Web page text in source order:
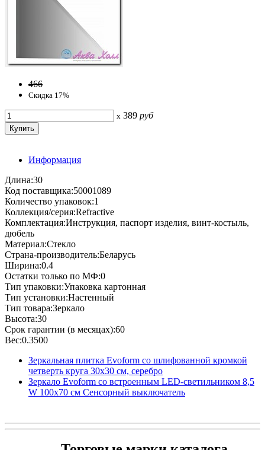
466
Скидка 17%
x 389 руб
Информация
Длина:30
Код поставщика:50001089
Количество упаковок:1
Коллекция/серия:Refractive
Комплектация:Инструкция, паспорт изделия, винт-костыль,
дюбель
Материал:Стекло
Страна-производитель:Беларусь
Ширина:0.4
Остатки только по МФ:0
Тип упаковки:Упаковка картонная
Тип установки:Настенный
Тип товара:Зеркало
Высота:30
Срок гарантии (в месяцах):60
Вес:0.3500
Зеркальная плитка Evoform со шлифованной кромкой
четверть круга 30х30 см, серебро
Зеркало Evoform со встроенным LED-светильником 8,5
W 100х70 см Сенсорный выключатель